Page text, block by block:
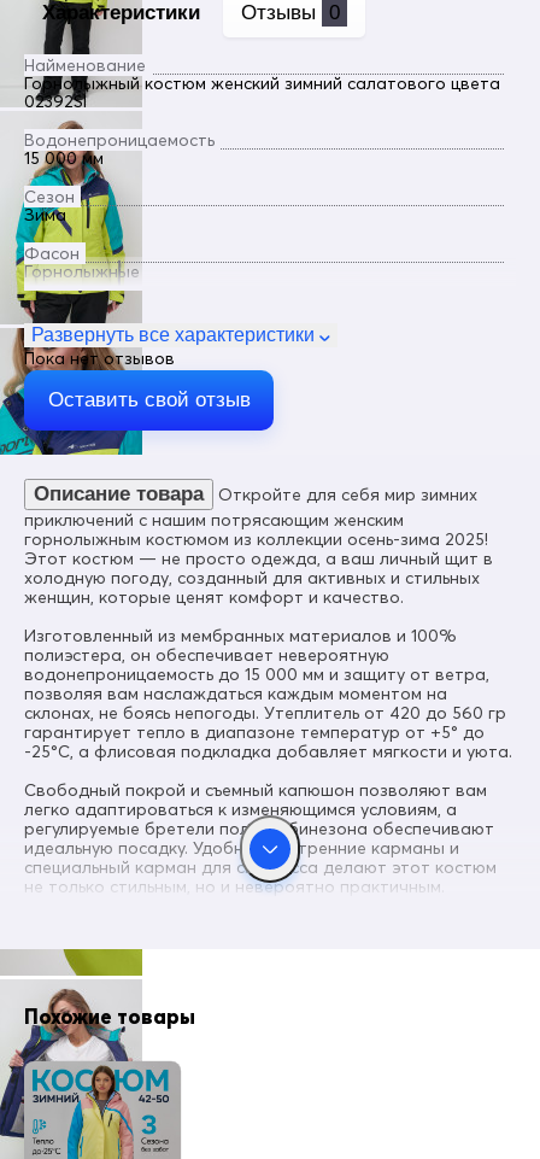
Характеристики Отзывы 0
Найменование
Горнолыжный костюм женский зимний салатового цвета
02392Sl
Водонепроницаемость
15 000 мм
Сезон
Зима
Фасон
Горнолыжные
Пол
Женский
Цвет
Салатовый
Материал
Мембранные материалы, Полиэстер, Плащевка,
Waterproof, Breathable
Состав
100% полиэстер
Материал подкладки куртки
Флис/Полиэстер/Фольгированная ткань
Материал подкладки капюшона
Фольгированная ткань
Материал подкладки полукомбинезона
Ткань/Полиэстер
Материал подкладки воротника
Флис/Полиэстер
Коллекция
Осень-зима 2025
Материал наполнителя
Синтепон
Диапазон температур
Утеплитель, гр
от 420 до 560 гр
Внутренние швы
Проклеены/Прошиты
Длина подола
Средняя длина
Внутренние карманы
Есть
Развернуть все характеристики
Пока нет отзывов
Оставить свой отзыв
Описание товара
Откройте для себя мир зимних
приключений с нашим потрясающим женским
горнолыжным костюмом из коллекции осень-зима 2025!
Этот костюм — не просто одежда, а ваш личный щит в
холодную погоду, созданный для активных и стильных
женщин, которые ценят комфорт и качество.
Изготовленный из мембранных материалов и 100%
полиэстера, он обеспечивает невероятную
водонепроницаемость до 15 000 мм и защиту от ветра,
позволяя вам наслаждаться каждым моментом на
склонах, не боясь непогоды. Утеплитель от 420 до 560 гр
гарантирует тепло в диапазоне температур от +5° до
-25°С, а флисовая подкладка добавляет мягкости и уюта.
Свободный покрой и съемный капюшон позволяют вам
легко адаптироваться к изменяющимся условиям, а
регулируемые бретели полукомбинезона обеспечивают
идеальную посадку. Удобные внутренние карманы и
специальный карман для ски-пасса делают этот костюм
не только стильным, но и невероятно практичным.
салатовый и синий — сделают ваш образ ярким и
запоминающимся, а светоотражающие элементы и
стильные логотипы добавят уникальности и
современности. Этот костюм идеально впишется как в
спортивный, так и в повседневный стиль, позволяя вам
выглядеть безупречно в любых условиях.
Доступные размеры варьируются от 40-го до 50-го, что
позволяет выбрать идеальный вариант как взрослым, так
и подросткам.
Похожие товары